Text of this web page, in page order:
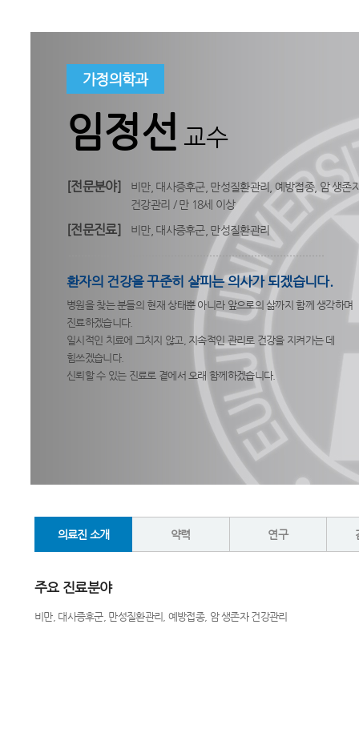
가정의학과
임정선 교수
[전문분야]
비만, 대사증후군, 만성질환관리, 예방접종, 암 생존
건강관리 / 만 18세 이상
[전문진료] 비만, 대사증후군, 만성질환관리
환자의 건강을 꾸준히 살피는 의사가 되겠습니다.
병원을 찾는 분들의 현재 상태뿐 아니라 앞으로의 삶까지 함께 생각하며
진료하겠습니다.
일시적인 치료에 그치지 않고, 지속적인 관리로 건강을 지켜가는 데
힘쓰겠습니다.
신뢰할 수 있는 진료로 곁에서 오래 함께하겠습니다.
의료진 소개 약력 연구
주요 진료분야
비만, 대사증후군, 만성질환관리, 예방접종, 암 생존자 건강관리